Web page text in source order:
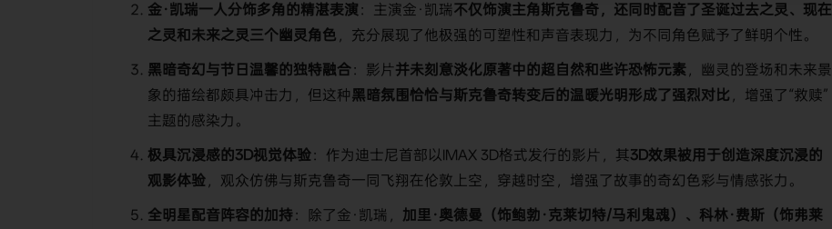
​金·凯瑞一人分饰多角的精湛表演​ ​：主演金·凯瑞​​不仅饰演主角斯克鲁奇，还同时配音了圣诞过去之灵、现在
之灵和未来之灵三个幽灵角色​ ​，充分展现了他极强的可塑性和声音表现力，为不同角色赋予了鲜明个性。
​黑暗奇幻与节日温馨的独特融合​​：影片​​并未刻意淡化原著中的超自然和些许恐怖元素​ ​，幽灵的登场和未来景
象的描绘都颇具冲击力，但这种​​黑暗氛围恰恰与斯克鲁奇转变后的温暖光明形成了强烈对比​ ​，增强了“救赎”
主题的感染力。
​极具沉浸感的3D视觉体验​​：作为迪士尼首部以IMAX 3D格式发行的影片，其​​3D效果被用于创造深度沉浸的
观影体验​ ​，观众仿佛与斯克鲁奇一同飞翔在伦敦上空，穿越时空，增强了故事的奇幻色彩与情感张力。
​全明星配音阵容的加持​​：除了金·凯瑞，​ ​加里·奥德曼（饰鲍勃·克莱切特/马利鬼魂）、科林·费斯（饰弗莱